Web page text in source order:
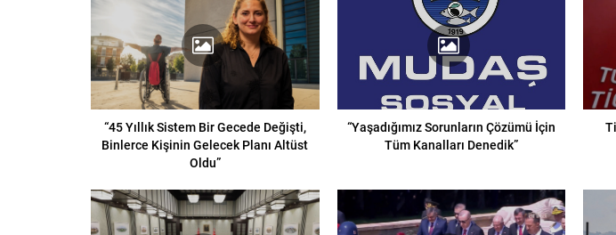
“45 Yıllık Sistem Bir Gecede Değişti,
Binlerce Kişinin Gelecek Planı Altüst
Oldu”
“Yaşadığımız Sorunların Çözümü İçin
Tüm Kanalları Denedik”